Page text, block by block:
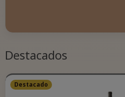
Destacados
Destacado